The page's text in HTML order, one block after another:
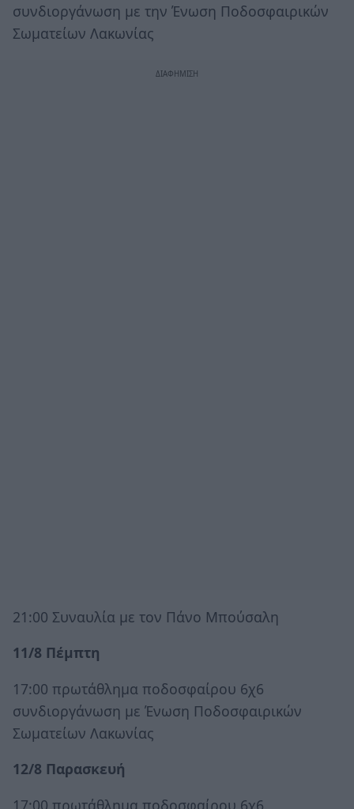
συνδιοργάνωση με την Ένωση Ποδοσφαιρικών
Σωματείων Λακωνίας
21:00 Συναυλία με τον Πάνο Μπούσαλη
11/8 Πέμπτη
17:00 πρωτάθλημα ποδοσφαίρου 6χ6
συνδιοργάνωση με Ένωση Ποδοσφαιρικών
Σωματείων Λακωνίας
12/8 Παρασκευή
17:00 πρωτάθλημα ποδοσφαίρου 6χ6